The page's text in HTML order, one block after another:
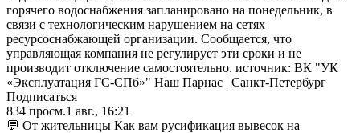
горячего водоснабжения запланировано на понедельник, в
связи с технологическим нарушением на сетях
ресурсоснабжающей организации. Сообщается, что
управляющая компания не регулирует эти сроки и не
производит отключение самостоятельно. источник: ВК "УК
«Эксплуатация ГС-СПб»" Наш Парнас | Санкт-Петербург
Подписаться
834 просм.1 авг., 16:21
💬 От жительницы Как вам русификация вывесок на